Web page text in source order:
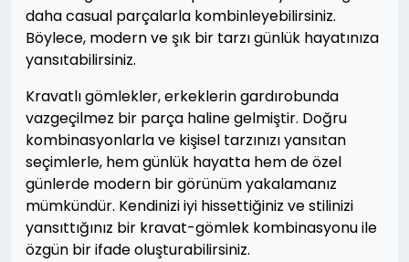
daha casual parçalarla kombinleyebilirsiniz.
Böylece, modern ve şık bir tarzı günlük hayatınıza
yansıtabilirsiniz.
Kravatlı gömlekler, erkeklerin gardırobunda
vazgeçilmez bir parça haline gelmiştir. Doğru
kombinasyonlarla ve kişisel tarzınızı yansıtan
seçimlerle, hem günlük hayatta hem de özel
günlerde modern bir görünüm yakalamanız
mümkündür. Kendinizi iyi hissettiğiniz ve stilinizi
yansıttığınız bir kravat-gömlek kombinasyonu ile
özgün bir ifade oluşturabilirsiniz.